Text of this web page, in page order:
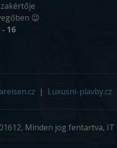
😉
- 16
Luxusni-plavby.cz
Minden jog fentartva, IT